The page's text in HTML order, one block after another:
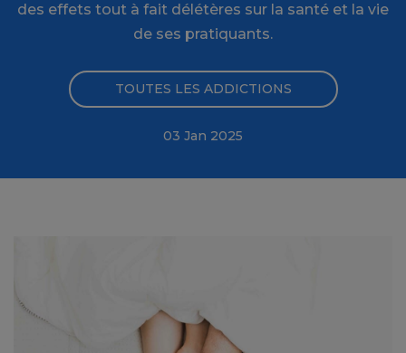
des effets tout à fait délétères sur la santé et la vie
de ses pratiquants.
TOUTES LES ADDICTIONS
03 Jan 2025